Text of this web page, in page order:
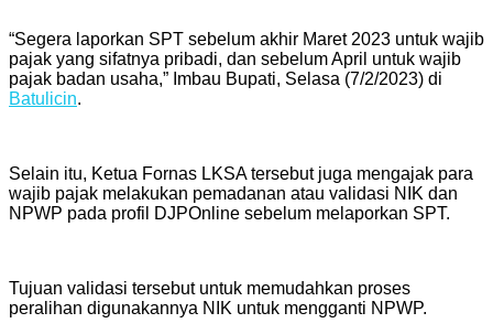
“Segera laporkan SPT sebelum akhir Maret 2023 untuk wajib
pajak yang sifatnya pribadi, dan sebelum April untuk wajib
pajak badan usaha,” Imbau Bupati, Selasa (7/2/2023) di
Batulicin.
Selain itu, Ketua Fornas LKSA tersebut juga mengajak para
wajib pajak melakukan pemadanan atau validasi NIK dan
NPWP pada profil DJPOnline sebelum melaporkan SPT.
Tujuan validasi tersebut untuk memudahkan proses
peralihan digunakannya NIK untuk mengganti NPWP.